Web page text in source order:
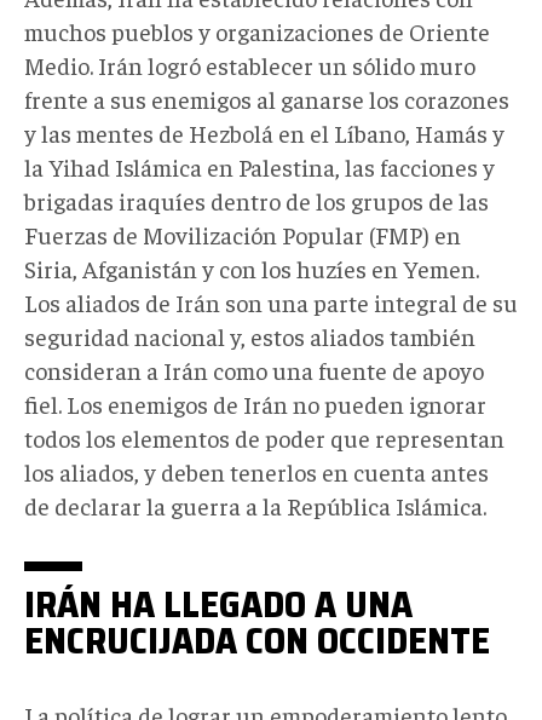
muchos pueblos y organizaciones de Oriente
Medio. Irán logró establecer un sólido muro
frente a sus enemigos al ganarse los corazones
y las mentes de Hezbolá en el Líbano, Hamás y
la Yihad Islámica en Palestina, las facciones y
brigadas iraquíes dentro de los grupos de las
Fuerzas de Movilización Popular (FMP) en
Siria, Afganistán y con los huzíes en Yemen.
Los aliados de Irán son una parte integral de su
seguridad nacional y, estos aliados también
consideran a Irán como una fuente de apoyo
fiel. Los enemigos de Irán no pueden ignorar
todos los elementos de poder que representan
los aliados, y deben tenerlos en cuenta antes
de declarar la guerra a la República Islámica.
IRÁN HA LLEGADO A UNA
ENCRUCIJADA CON OCCIDENTE